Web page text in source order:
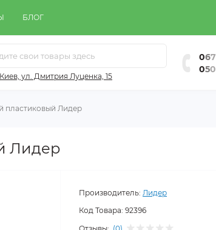
БЛОГ
Киeв, ул. Дмитрия Луценка, 15
067
050
пластиковый Лидер
Лидер
Производитель: Лидер
Код Товара: 92396